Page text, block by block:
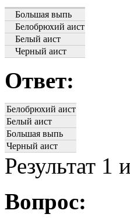
Большая выпь
Белобрюхий аист
Белый аист
Черный аист
Ответ:
Белобрюхий аист
Белый аист
Большая выпь
Черный аист
Результат 1
Вопрос: